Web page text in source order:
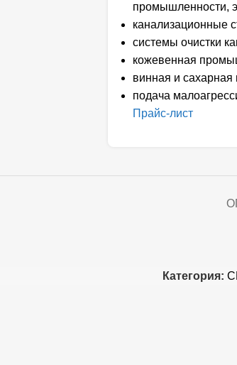
промышленности,
канализационные
системы очистки
кожевенная
винная и
подача
Прайс-лист
Категория: